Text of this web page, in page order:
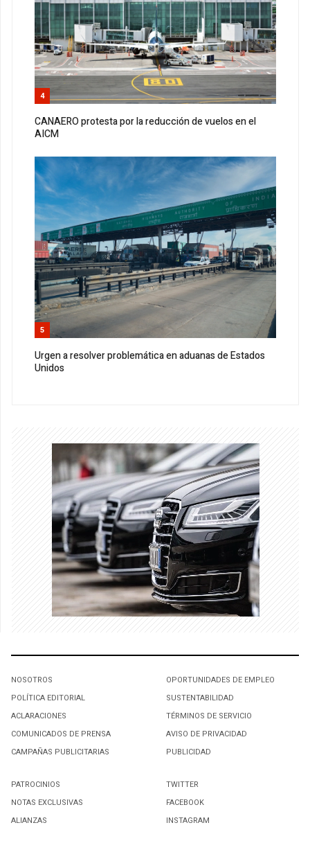
4
CANAERO protesta por la reducción de vuelos en el
AICM
5
Urgen a resolver problemática en aduanas de Estados
Unidos
NOSOTROS
POLÍTICA EDITORIAL
ACLARACIONES
COMUNICADOS DE PRENSA
CAMPAÑAS PUBLICITARIAS
OPORTUNIDADES DE EMPLEO
SUSTENTABILIDAD
TÉRMINOS DE SERVICIO
AVISO DE PRIVACIDAD
PUBLICIDAD
PATROCINIOS
NOTAS EXCLUSIVAS
ALIANZAS
TWITTER
FACEBOOK
INSTAGRAM